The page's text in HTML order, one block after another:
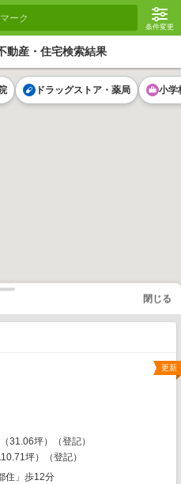
条件変更
動産・住宅検索結果
ドラッグストア・薬局 小学
閉じる
更新
（31.06坪）（登記）
坪）（登記）
住」歩12分